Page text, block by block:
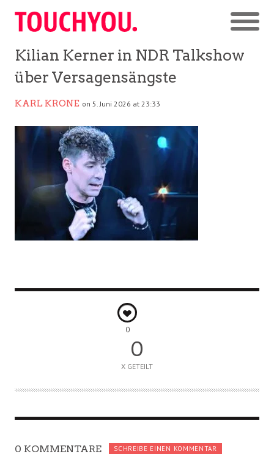
Kilian Kerner in NDR Talkshow
über Versagensängste
KARL KRONE on 5. Juni 2026 at 23:33
0
0
X GETEILT
0 KOMMENTARE SCHREIBE EINEN KOMMENTAR